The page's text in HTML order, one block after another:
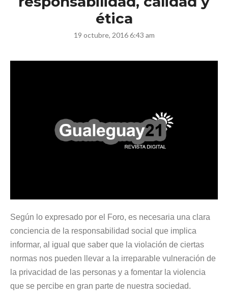
ética
19 octubre, 2016 6:43 am
Según lo expresado por el Foro, es necesaria una clara
conciencia de la responsabilidad social que implica
informar, al igual que saber que la violación de ciertas
normas nos pueden llevar a la irreparable vulneración de
la privacidad de las personas y a fomentar la violencia
que se percibe en gran parte de nuestra sociedad.